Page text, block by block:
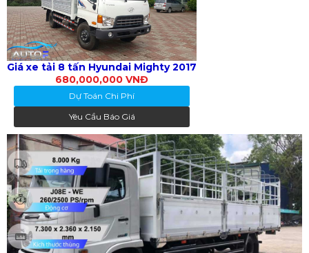
Giá xe tải 8 tấn Hyundai Mighty 2017
680,000,000 VNĐ
Dự Toán Chi Phí
Yêu Cầu Báo Giá